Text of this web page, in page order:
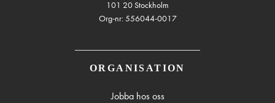
101 20 Stockholm
Org-nr: 556044-0017
ORGANISATION
Jobba hos oss